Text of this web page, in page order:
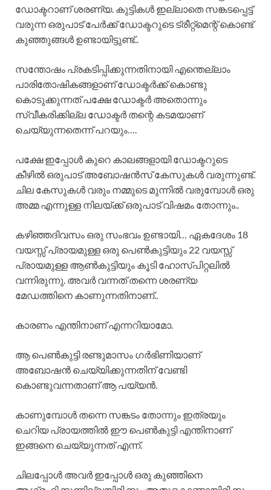
ഡോക്ടറാണ് ശരണ്യ. കുട്ടികൾ ഇല്ലാതെ സങ്കടപ്പെട്ട്
വരുന്ന ഒരുപാട് പേർക്ക് ഡോക്ടറുടെ ട്രീറ്റ്മെന്റ് കൊണ്ട്
കുഞ്ഞുങ്ങൾ ഉണ്ടായിട്ടുണ്ട്..
സന്തോഷം പ്രകടിപ്പിക്കുന്നതിനായി എന്തെല്ലാം
പാരിതോഷികങ്ങളാണ് ഡോക്ടർക്ക് കൊണ്ടു
കൊടുക്കുന്നത് പക്ഷേ ഡോക്ടർ അതൊന്നും
സ്വീകരിക്കില്ല ഡോക്ടർ തന്റെ കടമയാണ്
ചെയ്യുന്നതെന്ന് പറയും….
പക്ഷേ ഇപ്പോൾ കുറെ കാലങ്ങളായി ഡോക്ടറുടെ
കീഴിൽ ഒരുപാട് അബോഷൻസ് കേസുകൾ വരുന്നുണ്ട്.
ചില കേസുകൾ വരും നമ്മുടെ മുന്നിൽ വരുമ്പോൾ ഒരു
അമ്മ എന്നുള്ള നിലയ്ക്ക് ഒരുപാട് വിഷമം തോന്നും..
കഴിഞ്ഞദിവസം ഒരു സംഭവം ഉണ്ടായി… ഏകദേശം 18
വയസ്സ് പ്രായമുള്ള ഒരു പെൺകുട്ടിയും 22 വയസ്സ്
പ്രായമുള്ള ആൺകുട്ടിയും കൂടി ഹോസ്പിറ്റലിൽ
വന്നിരുന്നു. അവർ വന്നത് തന്നെ ശരണ്യ
മേഡത്തിനെ കാണുന്നതിനാണ്..
കാരണം എന്തിനാണ് എന്നറിയാമോ.
ആ പെൺകുട്ടി രണ്ടുമാസം ഗർഭിണിയാണ്
അബോഷൻ ചെയ്യിക്കുന്നതിന് വേണ്ടി
കൊണ്ടുവന്നതാണ് ആ പയ്യൻ.
കാണുമ്പോൾ തന്നെ സങ്കടം തോന്നും ഇത്രയും
ചെറിയ പ്രായത്തിൽ ഈ പെൺകുട്ടി എന്തിനാണ്
ഇങ്ങനെ ചെയ്യുന്നത് എന്ന്.
ചിലപ്പോൾ അവർ ഇപ്പോൾ ഒരു കുഞ്ഞിനെ